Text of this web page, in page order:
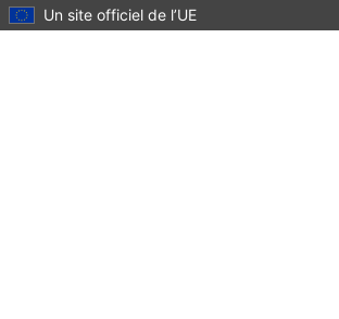
Un site officiel de l’UE